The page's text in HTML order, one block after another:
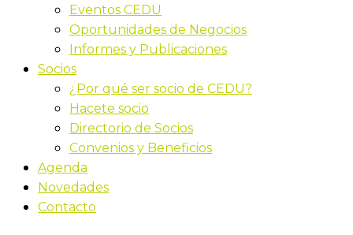
Eventos CEDU
Oportunidades de Negocios
Informes y Publicaciones
Socios
¿Por qué ser socio de CEDU?
Hacete socio
Directorio de Socios
Convenios y Beneficios
Agenda
Novedades
Contacto